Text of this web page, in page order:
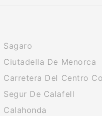
Sagaro
Ciutadella De Menorca
Carretera Del Centro
Segur De Calafell
Calahonda